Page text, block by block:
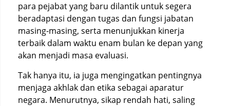
para pejabat yang baru dilantik untuk segera
beradaptasi dengan tugas dan fungsi jabatan
masing-masing, serta menunjukkan kinerja
terbaik dalam waktu enam bulan ke depan yang
akan menjadi masa evaluasi.
Tak hanya itu, ia juga mengingatkan pentingnya
menjaga akhlak dan etika sebagai aparatur
negara. Menurutnya, sikap rendah hati, saling